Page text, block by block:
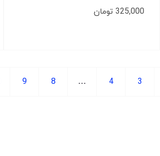
325,000 تومان
3
4
…
8
9